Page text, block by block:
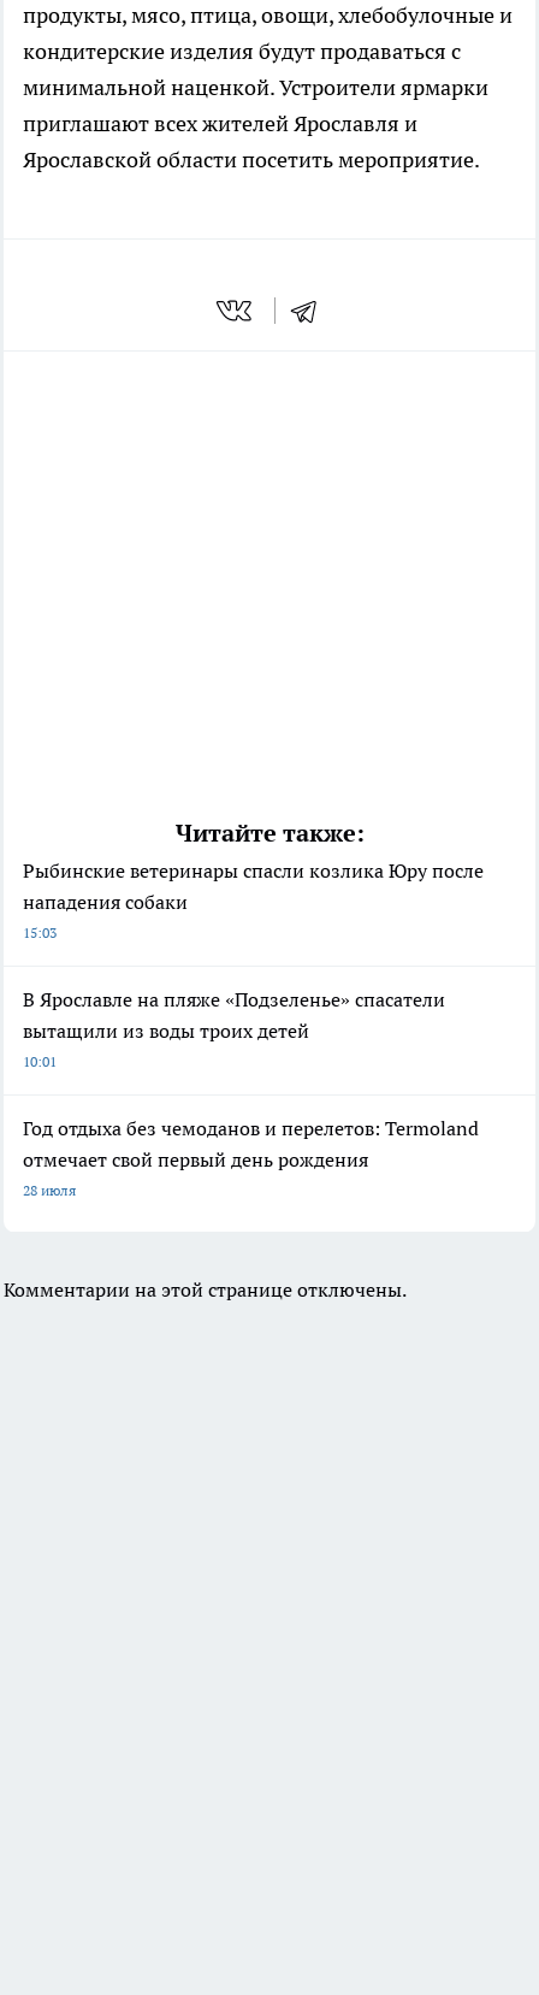
продукты, мясо, птица, овощи, хлебобулочные и
кондитерские изделия будут продаваться с
минимальной наценкой. Устроители ярмарки
приглашают всех жителей Ярославля и
Ярославской области посетить мероприятие.
Читайте также:
Рыбинские ветеринары спасли козлика Юру после
нападения собаки
15:03
В Ярославле на пляже «Подзеленье» спасатели
вытащили из воды троих детей
10:01
Год отдыха без чемоданов и перелетов: Termoland
отмечает свой первый день рождения
28 июля
Комментарии на этой странице отключены.